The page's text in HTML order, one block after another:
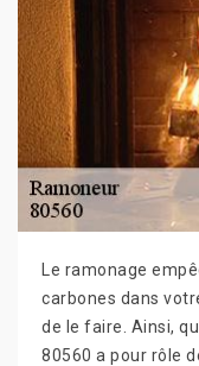
Le ramonage
carbones dans
de le faire. Ainsi,
80560 a pour rôle